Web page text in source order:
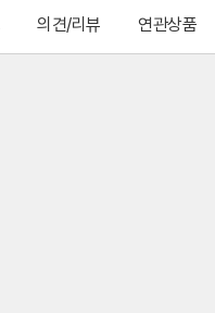
의견/리뷰 연관상품